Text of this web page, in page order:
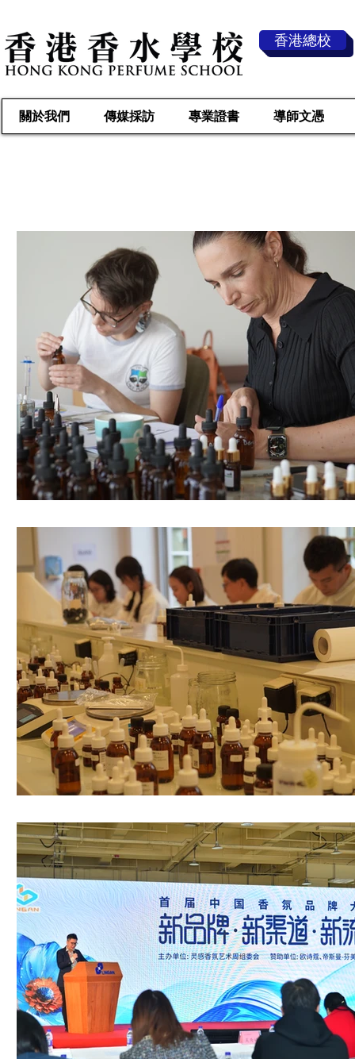
香港總校
關於我們 傳媒採訪 專業證書 導師文憑